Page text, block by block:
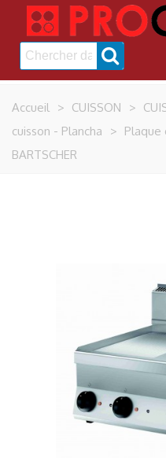
Accueil > CUISSON >
cuisson - Plancha
> Plaque
BARTSCHER